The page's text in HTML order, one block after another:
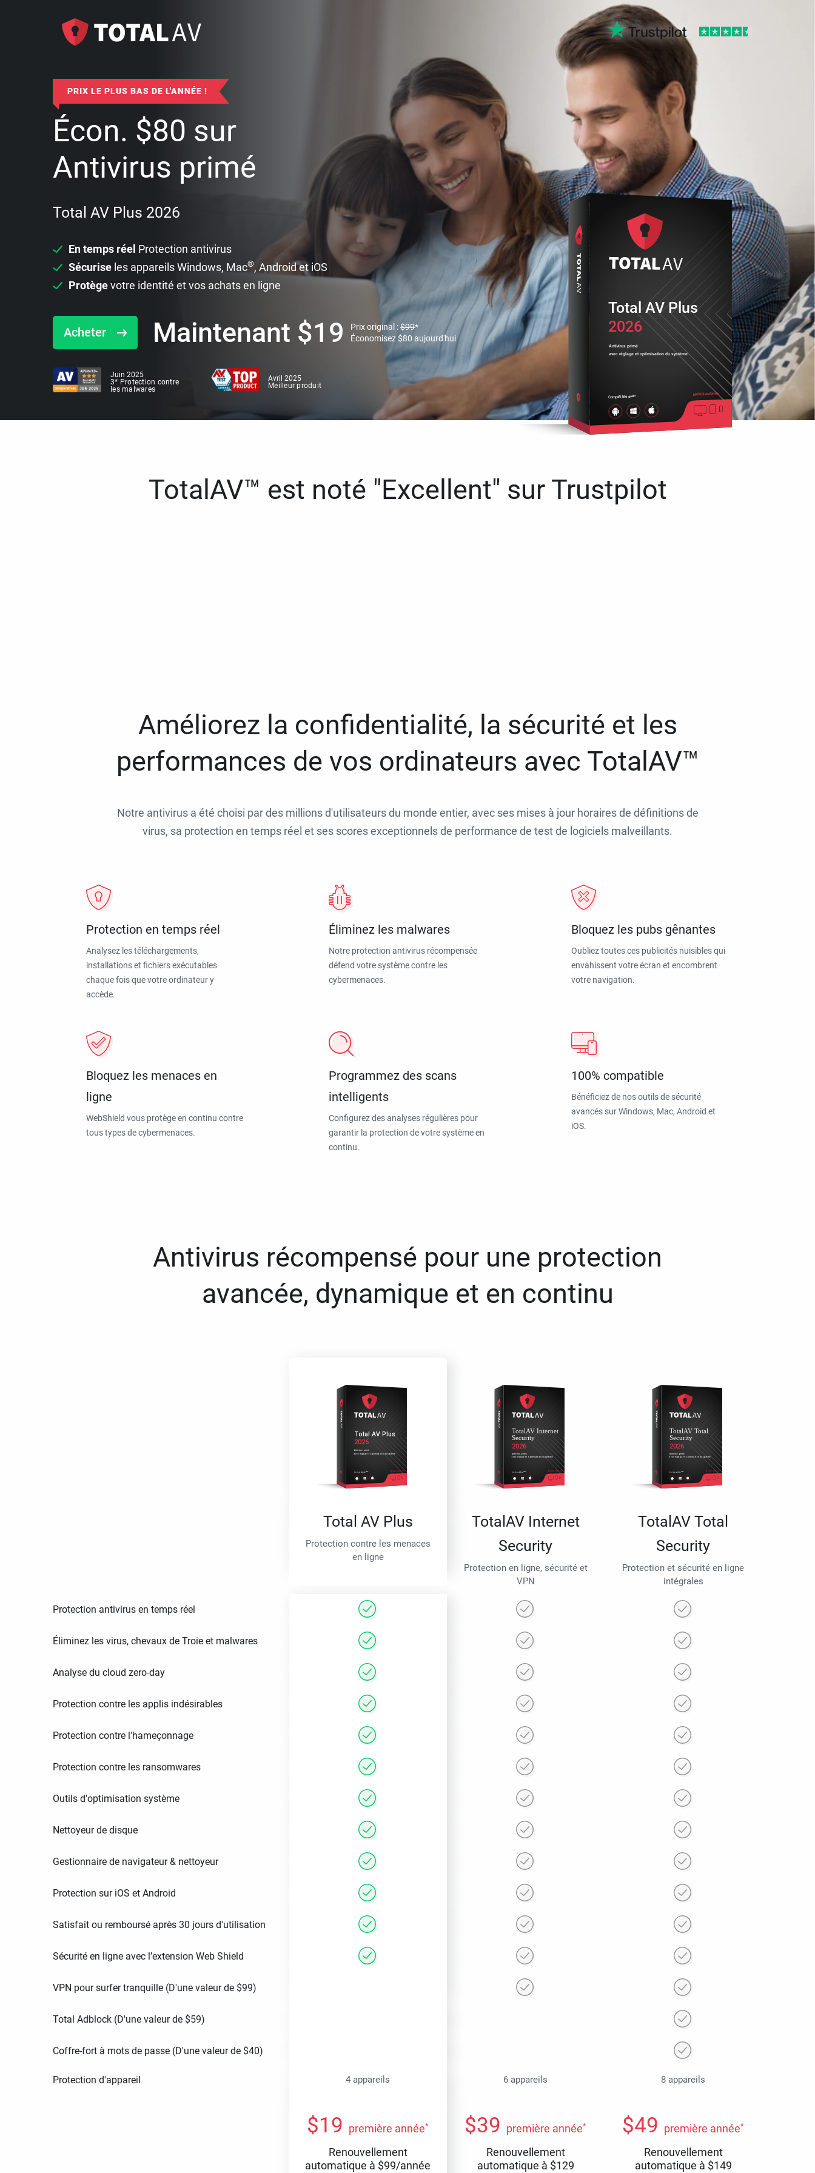
PRIX LE PLUS BAS DE L'ANNÉE !
Écon. $80 sur
Antivirus primé
Total AV Plus 2026
En temps réel Protection antivirus
Sécurise les appareils Windows, Mac®, Android et iOS
Protègevotre identité et vos achats en ligne
Acheter Maintenant $19 Prix original :$99*
Économisez$80 aujourd'hui
Juin 2025
3* Protection contre
les malwares
Avril 2025
Meilleur produit
2026
Antivirus primé
avec réglage et optimisation du système
Compatible avec Multiplateforme
Total AV Plus
TotalAV™ est noté "Excellent" sur Trustpilot
Améliorez la confidentialité, la sécurité et les
performances de vos ordinateurs avec TotalAV™
Notre antivirus a été choisi par des millions d'utilisateurs du monde entier, avec ses mises à jour horaires de définitions de
virus, sa protection en temps réel et ses scores exceptionnels de performance de test de logiciels malveillants.
Protection en temps réel
Analysez les téléchargements,
installations et fichiers exécutables
chaque fois que votre ordinateur y
accède.
Éliminez les malwares
Notre protection antivirus récompensée
défend votre système contre les
cybermenaces.
Bloquez les pubs gênantes
Oubliez toutes ces publicités nuisibles qui
envahissent votre écran et encombrent
votre navigation.
Bloquez les menaces en
ligne
WebShield vous protège en continu contre
tous types de cybermenaces.
Programmez des scans
intelligents
Configurez des analyses régulières pour
garantir la protection de votre système en
continu.
100% compatible
Bénéficiez de nos outils de sécurité
avancés sur Windows, Mac, Android et
iOS.
Antivirus récompensé pour une protection
avancée, dynamique et en continu
Total AV Plus
Protection contre les menaces
en ligne
TotalAV Internet
Security
Protection en ligne, sécurité et
VPN
TotalAV Total
Security
Protection et sécurité en ligne
intégrales
Protection antivirus en temps réel
Éliminez les virus, chevaux de Troie et malwares
Analyse du cloud zero-day
Protection contre les applis indésirables
Protection contre l'hameçonnage
Protection contre les ransomwares
Outils d'optimisation système
Nettoyeur de disque
Gestionnaire de navigateur & nettoyeur
Protection sur iOS et Android
Satisfait ou remboursé après 30 jours d'utilisation
Sécurité en ligne avec l’extension Web Shield
VPN pour surfer tranquille (D'une valeur de $99)
Total Adblock (D'une valeur de $59)
Coffre-fort à mots de passe (D'une valeur de $40)
Protection d'appareil 4 appareils 6 appareils 8 appareils
$19 première année*
Renouvellement
automatique à $99/année
$39 première année*
Renouvellement
automatique à $129
$49 première année*
Renouvellement
automatique à $149